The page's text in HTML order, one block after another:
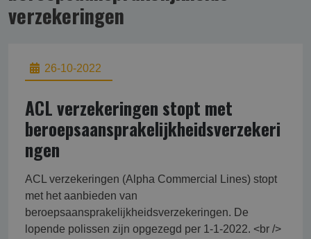
verzekering­en
26-10-2022
ACL verzekeringen stopt met
beroepsaansprakelijkheidsverzekeri
ngen
ACL verzekeringen (Alpha Commercial Lines) stopt
met het aanbieden van
beroepsaansprakelijkheidsverzekeringen. De
lopende polissen zijn opgezegd per 1-1-2022. <br />